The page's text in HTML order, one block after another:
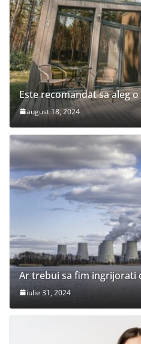
Este recomandat sa aleg
august 18, 2024
Ar trebui sa fim ingrijorati
iulie 31, 2024